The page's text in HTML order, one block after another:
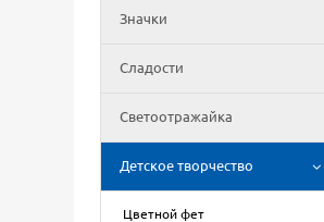
Значки
Сладости
Светоотражайка
Детское творчество
Цветной фет